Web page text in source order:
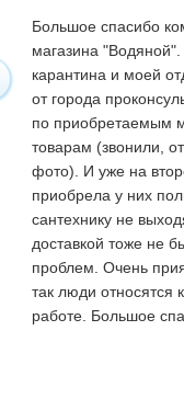
Большое спасибо
магазина
карантина и моей
от города
по приобретаемым
товарам (звонили,
фото). И уже на
приобрела у них
сантехнику не
доставкой тоже не
проблем. Очень
так люди относятся
работе. Большое